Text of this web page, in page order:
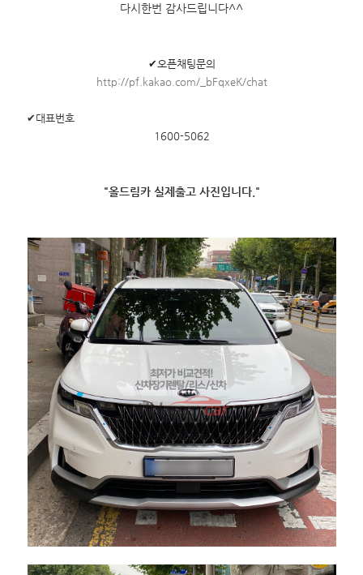
다시한번 감사드립니다^^
✔오픈채팅문의
http://pf.kakao.com/_bFqxeK/chat
✔대표번호
1600-5062
"올드림카 실제출고 사진입니다."